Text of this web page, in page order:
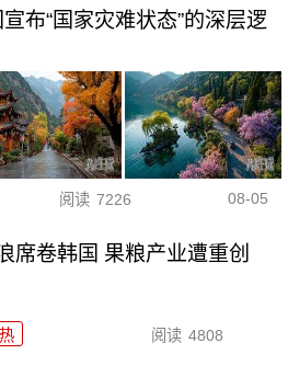
布“国家灾难状态”的深层逻
阅读 7226 08-05
席卷韩国 果粮产业遭重创
阅读 4808